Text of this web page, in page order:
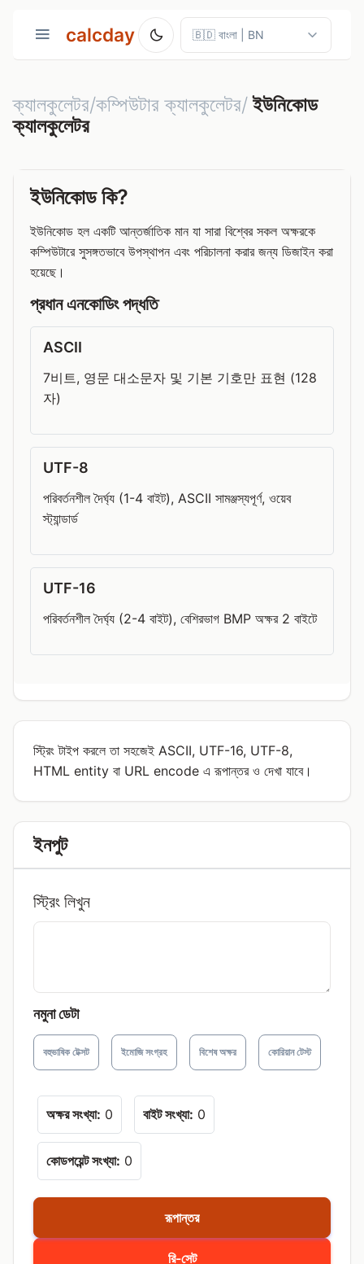
calcday
ক্যালকুলেটর/কম্পিউটার ক্যালকুলেটর/ইউনিকোড
ক্যালকুলেটর
ইউনিকোড কি?
ইউনিকোড হল একটি আন্তর্জাতিক মান যা সারা বিশ্বের সকল অক্ষরকে
কম্পিউটারে সুসঙ্গতভাবে উপস্থাপন এবং পরিচালনা করার জন্য ডিজাইন করা
হয়েছে।
প্রধান এনকোডিং পদ্ধতি
ASCII
7비트, 영문 대소문자 및 기본 기호만 표현 (128
자)
UTF-8
পরিবর্তনশীল দৈর্ঘ্য (1-4 বাইট), ASCII সামঞ্জস্যপূর্ণ, ওয়েব
স্ট্যান্ডার্ড
UTF-16
পরিবর্তনশীল দৈর্ঘ্য (2-4 বাইট), বেশিরভাগ BMP অক্ষর 2 বাইটে
স্ট্রিং টাইপ করলে তা সহজেই ASCII, UTF-16, UTF-8,
HTML entity বা URL encode এ রূপান্তর ও দেখা যাবে।
ইনপুট
স্ট্রিং লিখুন
নমুনা ডেটা
বহুভাষিক টেক্সট ইমোজি সংগ্রহ বিশেষ অক্ষর কোরিয়ান টেস্ট
অক্ষর সংখ্যা: 0 বাইট সংখ্যা: 0
কোডপয়েন্ট সংখ্যা: 0
রি-সেট
রূপান্তর